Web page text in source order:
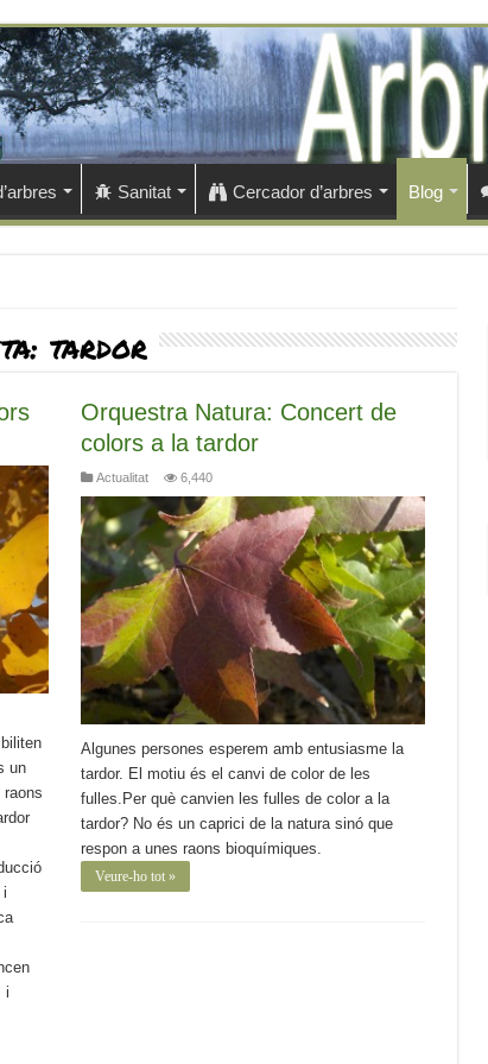
Sanitat Cercador d’arbres Blog
tardor
un
i
i
Orquestra Natura: Concert de
colors a la tardor
Actualitat 6,440
Algunes persones esperem amb entusiasme la
tardor. El motiu és el canvi de color de les
fulles.Per què canvien les fulles de color a la
tardor? No és un caprici de la natura sinó que
respon a unes raons bioquímiques.
Veure-ho tot »